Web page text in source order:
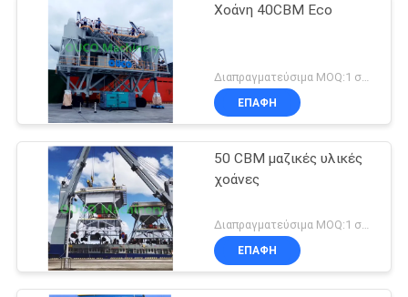
Χοάνη 40CBM Eco
ΕΠΑΦΉ
50 CBM μαζικές υλικές
χοάνες
Διαπραγματεύσιμα MOQ:1 σύνολο
ΕΠΑΦΉ